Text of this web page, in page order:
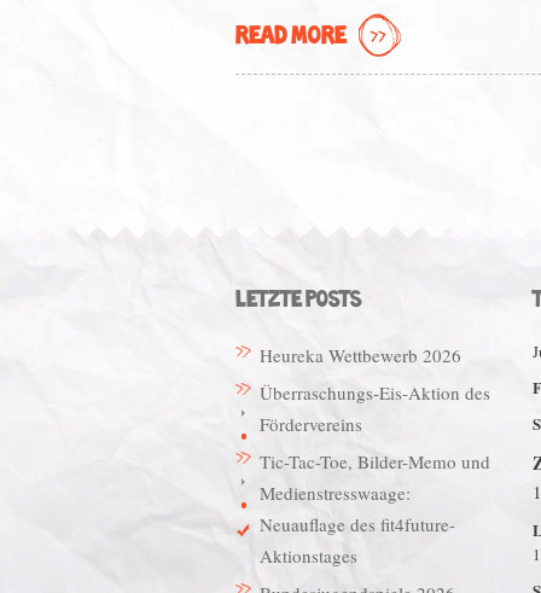
READ MORE
LETZTE POSTS
Heureka Wettbewerb 2026
Überraschungs-Eis-Aktion des
Fördervereins
Tic-Tac-Toe, Bilder-Memo und
Medienstresswaage:
Neuauflage des fit4future-
Aktionstages